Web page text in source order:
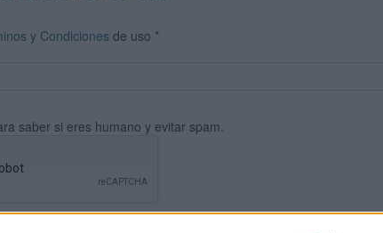
y Condiciones de uso *
saber si eres humano y evitar spam.